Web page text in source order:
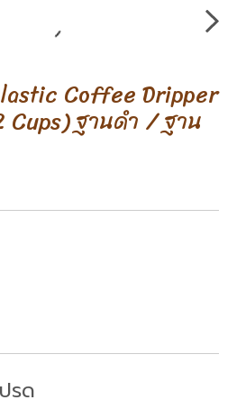
Coffee Dripper
Cups) ฐานดำ / ฐาน
รด